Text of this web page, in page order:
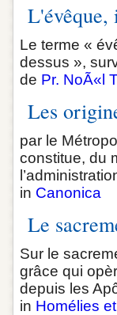
L'évêque,
Le terme «
dessus »,
de Pr. NoÃ«l
Les
par le
constitue, du
in Canonica
Le
Sur le
grâce qui
depuis les
in Homélies